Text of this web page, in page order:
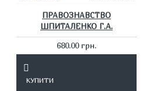
ПРАВОЗНАВСТВО
ШПИТАЛЕНКО Г.А.
680.00 грн.
КУПИТИ